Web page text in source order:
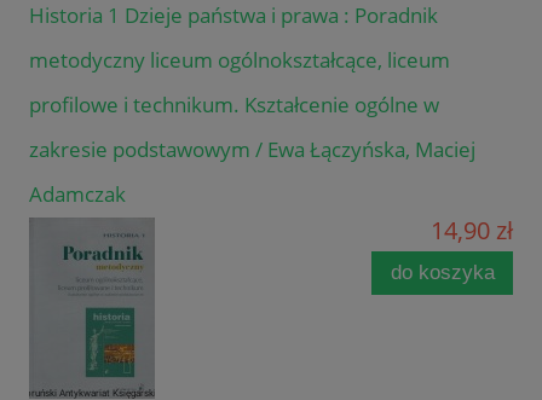
Historia 1 Dzieje państwa i prawa : Poradnik
metodyczny liceum ogólnokształcące, liceum
profilowe i technikum. Kształcenie ogólne w
zakresie podstawowym / Ewa Łączyńska, Maciej
Adamczak
14,90 zł
do koszyka